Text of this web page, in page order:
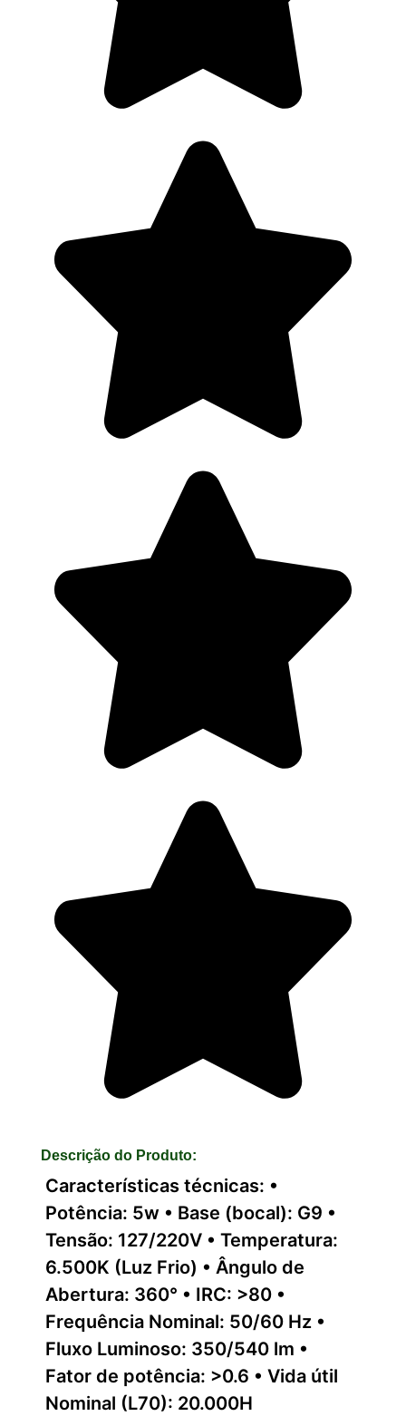
Descrição do Produto:
Características técnicas: •
Potência: 5w • Base (bocal): G9 •
Tensão: 127/220V • Temperatura:
6.500K (Luz Frio) • Ângulo de
Abertura: 360° • IRC: >80 •
Frequência Nominal: 50/60 Hz •
Fluxo Luminoso: 350/540 lm •
Fator de potência: >0.6 • Vida útil
Nominal (L70): 20.000H